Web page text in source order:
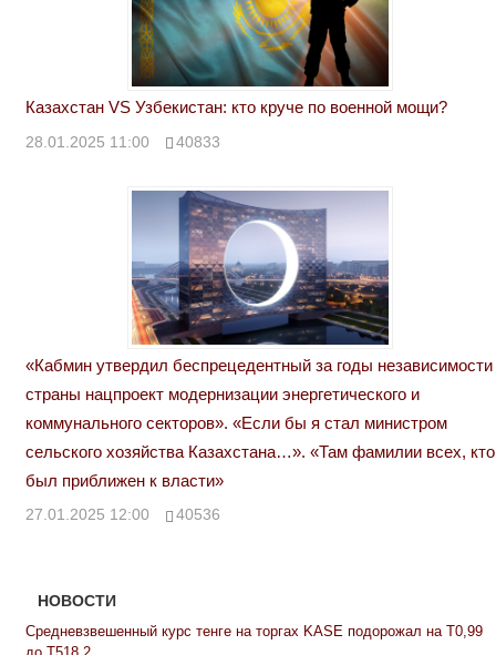
Казахстан VS Узбекистан: кто круче по военной мощи?
28.01.2025 11:00 40833
«Кабмин утвердил беспрецедентный за годы независимости
страны нацпроект модернизации энергетического и
коммунального секторов». «Если бы я стал министром
сельского хозяйства Казахстана…». «Там фамилии всех, кто
был приближен к власти»
27.01.2025 12:00 40536
НОВОСТИ
Средневзвешенный курс тенге на торгах KASE подорожал на Т0,99